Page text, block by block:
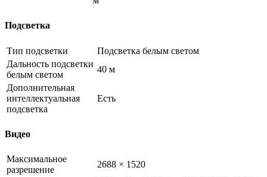
Подсветка
Тип подсветки
Подсветка белым светом
Дальность подсветки
белым светом
40 м
Дополнительная
интеллектуальная
подсветка
Есть
Видео
Максимальное
разрешение
2688 × 1520